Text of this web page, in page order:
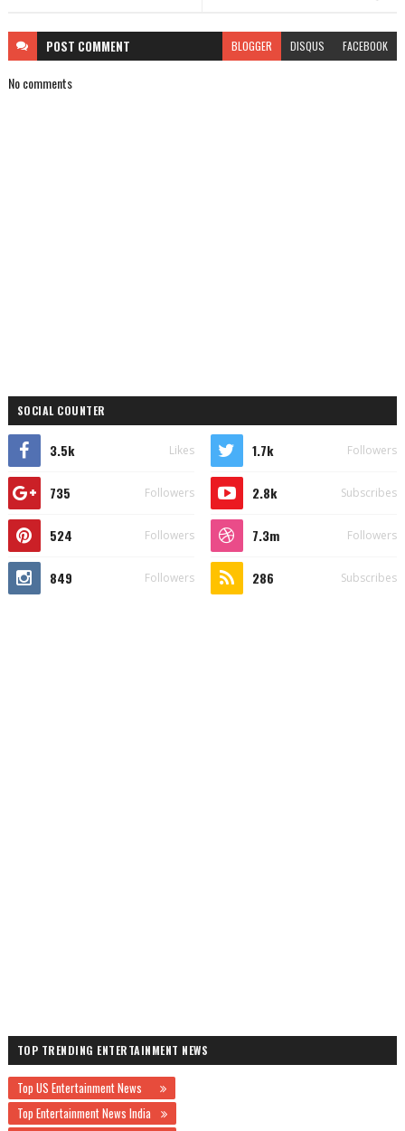
POST COMMENT BLOGGER DISQUS FACEBOOK
No comments
SOCIAL COUNTER
3.5k Likes 1.7k Followers
735 Followers 2.8k Subscribes
524 Followers 7.3m Followers
849 Followers 286 Subscribes
TOP TRENDING ENTERTAINMENT NEWS
Top US Entertainment News
Top Entertainment News India